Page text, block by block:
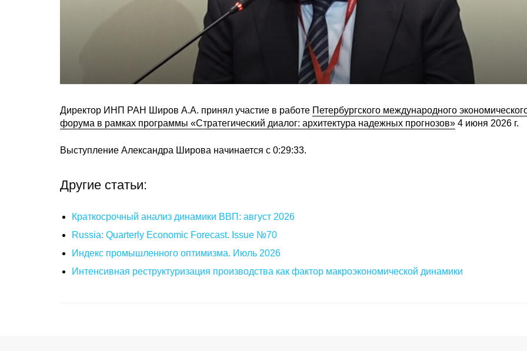
Директор ИНП РАН Широв А.А. принял участие в работе Петербургского международного
форума в рамках программы «Стратегический диалог: архитектура надежных прогнозов» 4 июня 2026 г.
Выступление Александра Широва начинается c 0:29:33.
Другие статьи:
Краткосрочный анализ динамики ВВП: август 2026
Russia: Quarterly Economic Forecast. Issue №70
Индекс промышленного оптимизма. Июль 2026
Интенсивная реструктуризация производства как фактор макроэкономической динамики